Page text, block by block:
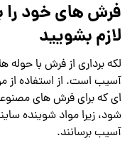
فرش های خود را
لازم بشویید
لکه برداری از فرش با حوله
آسیب است. از استفاده از
ای که برای فرش های
شود، زیرا مواد شوینده
آسیب برسانند.